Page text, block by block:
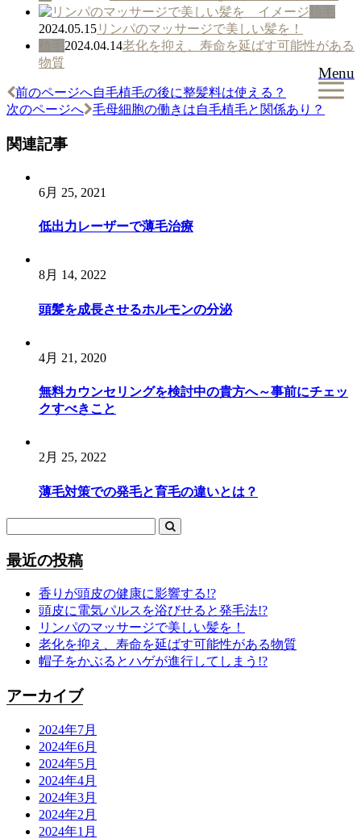
Menu
植毛
2024.05.15リンパのマッサージで美しい髪を！
植毛 2024.04.14老化を抑え、寿命を延ばす可能性がある
物質
投
稿
ナ
前のページへ自毛植毛の後に整髪料は使える？
次のページへ
毛母細胞の働きは自毛植毛と関係あり？
関連記事
6月 25, 2021
低出力レーザーで薄毛治療
8月 14, 2022
頭髪を成長させるホルモンの分泌
4月 21, 2020
無料カウンセリングを検討中の貴方へ～事前にチェッ
クすべきこと
2月 25, 2022
薄毛対策での発毛と育毛の違いとは？
最近の投稿
香りが頭皮の健康に影響する!?
頭皮に電気パルスを浴びせると発毛法!?
リンパのマッサージで美しい髪を！
老化を抑え、寿命を延ばす可能性がある物質
帽子をかぶるとハゲが進行してしまう!?
アーカイブ
2024年7月
2024年6月
2024年5月
2024年4月
2024年3月
2024年2月
2024年1月